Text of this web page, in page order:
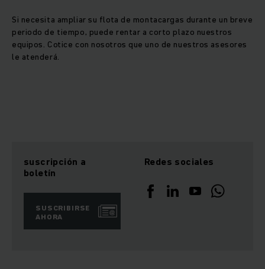
Si necesita ampliar su flota de montacargas durante un breve
periodo de tiempo, puede rentar a corto plazo nuestros
equipos. Cotice con nosotros que uno de nuestros asesores
le atenderá.
suscripción a
boletín
SUSCRIBIRSE
AHORA
Redes sociales